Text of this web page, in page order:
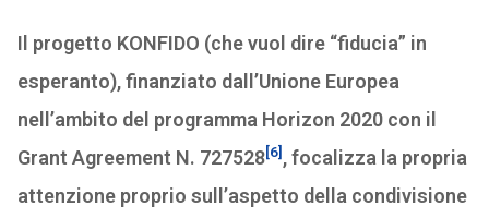
Il progetto KONFIDO (che vuol dire “fiducia” in
esperanto), finanziato dall’Unione Europea
nell’ambito del programma Horizon 2020 con il
Grant Agreement N. 727528[6] , focalizza la propria
attenzione proprio sull’aspetto della condivisione